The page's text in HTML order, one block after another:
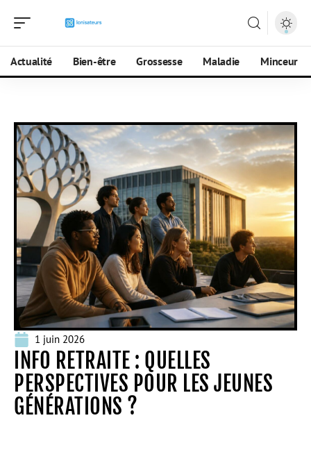
Actualité Bien-être Grossesse Maladie Minceur
1 juin 2026
INFO RETRAITE : QUELLES
PERSPECTIVES POUR LES JEUNES
GÉNÉRATIONS ?